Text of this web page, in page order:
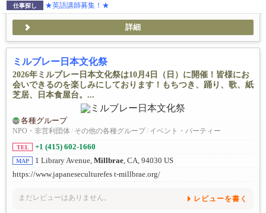
仕事探し ★英語講師募集！★
詳細
ミルブレー日本文化祭
2026年ミルブレー日本文化祭は10月4日（日）に開催！皆様にお
会いできるのを楽しみにしております！もちつき、踊り、歌、紙
芝居、日本食屋台。...
各種グループ
NPO・非営利団体 / その他の各種グループ/ イベント・パーティー
TEL +1 (415) 602-1660
MAP 1 Library Avenue, Millbrae, CA, 94030 US
https://www.japaneseculturefes t-millbrae.org/
まだレビューはありません。 レビューを書く